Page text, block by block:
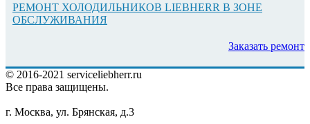
РЕМОНТ ХОЛОДИЛЬНИКОВ LIEBHERR В ЗОНЕ
ОБСЛУЖИВАНИЯ
Заказать ремонт
© 2016-2021 serviceliebherr.ru
Все права защищены.
г. Москва, ул. Брянская, д.3